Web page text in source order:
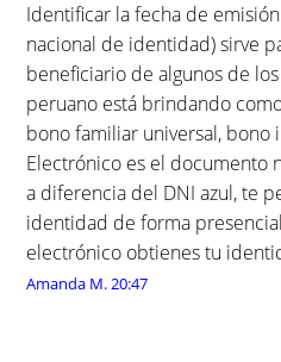
Identificar la fecha de
nacional de identidad) sirve
beneficiario de algunos de
peruano está brindando
bono familiar universal, bono
Electrónico es el documento
a diferencia del DNI azul, te
identidad de forma
electrónico obtienes tu
Amanda M.20:47